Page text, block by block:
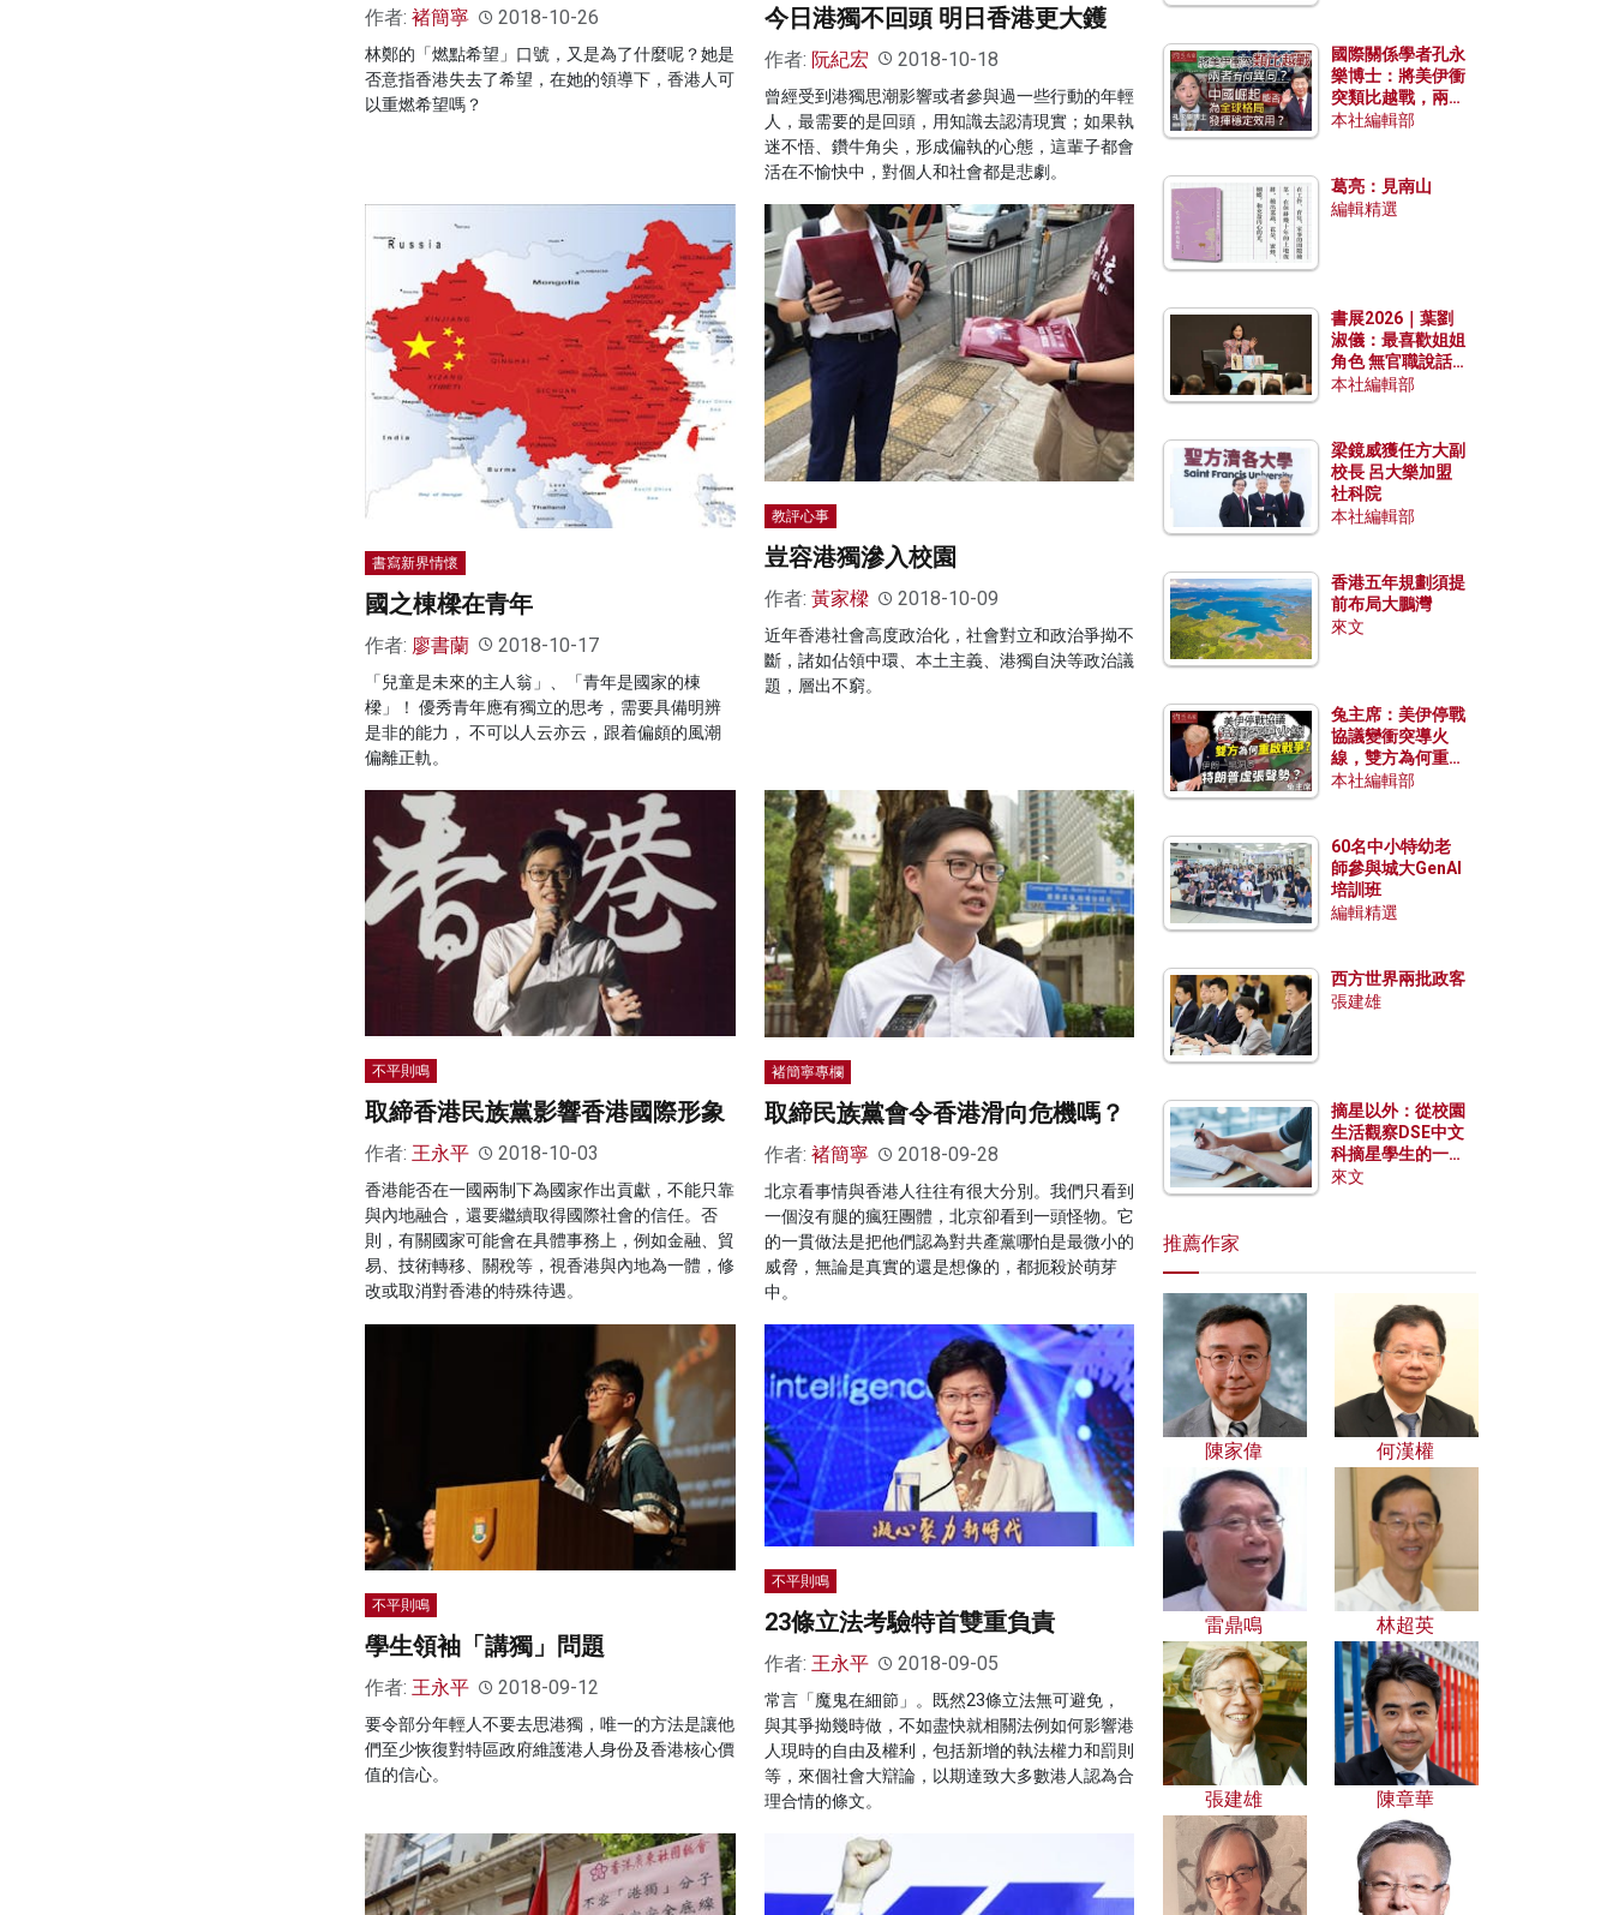
作者: 褚簡寧 2018-10-26
林鄭的「燃點希望」口號，又是為了什麼呢？她是
否意指香港失去了希望，在她的領導下，香港人可
以重燃希望嗎？
今日港獨不回頭 明日香港更大鑊
作者: 阮紀宏 2018-10-18
曾經受到港獨思潮影響或者參與過一些行動的年輕
人，最需要的是回頭，用知識去認清現實；如果執
迷不悟、鑽牛角尖，形成偏執的心態，這輩子都會
活在不愉快中，對個人和社會都是悲劇。
書寫新界情懷
國之棟樑在青年
作者: 廖書蘭 2018-10-17
「兒童是未來的主人翁」、「青年是國家的棟
樑」！ 優秀青年應有獨立的思考，需要具備明辨
是非的能力， 不可以人云亦云，跟着偏頗的風潮
偏離正軌。
教評心事
豈容港獨滲入校園
作者: 黃家樑 2018-10-09
近年香港社會高度政治化，社會對立和政治爭拗不
斷，諸如佔領中環、本土主義、港獨自決等政治議
題，層出不窮。
不平則鳴
取締香港民族黨影響香港國際形象
作者: 王永平 2018-10-03
香港能否在一國兩制下為國家作出貢獻，不能只靠
與內地融合，還要繼續取得國際社會的信任。否
則，有關國家可能會在具體事務上，例如金融、貿
易、技術轉移、關稅等，視香港與內地為一體，修
改或取消對香港的特殊待遇。
褚簡寧專欄
取締民族黨會令香港滑向危機嗎？
作者: 褚簡寧 2018-09-28
北京看事情與香港人往往有很大分別。我們只看到
一個沒有腿的瘋狂團體，北京卻看到一頭怪物。它
的一貫做法是把他們認為對共產黨哪怕是最微小的
威脅，無論是真實的還是想像的，都扼殺於萌芽
中。
不平則鳴
學生領袖「講獨」問題
作者: 王永平 2018-09-12
要令部分年輕人不要去思港獨，唯一的方法是讓他
們至少恢復對特區政府維護港人身份及香港核心價
值的信心。
不平則鳴
23條立法考驗特首雙重負責
作者: 王永平 2018-09-05
常言「魔鬼在細節」。既然23條立法無可避免，
與其爭拗幾時做，不如盡快就相關法例如何影響港
人現時的自由及權利，包括新增的執法權力和罰則
等，來個社會大辯論，以期達致大多數港人認為合
理合情的條文。
國際關係學者孔永
樂博士：將美伊衝
突類比越戰，兩者
有何異同？中國崛
本社編輯部
葛亮：見南山
編輯精選
書展2026｜葉劉
淑儀：最喜歡姐姐
角色 無官職說話
包袱少
本社編輯部
梁鏡威獲任方大副
校長 呂大樂加盟
社科院
本社編輯部
香港五年規劃須提
前布局大鵬灣
來文
兔主席：美伊停戰
協議變衝突導火
線，雙方為何重啟
戰爭？伊朗一早洞
本社編輯部
60名中小特幼老
師參與城大GenAI
培訓班
編輯精選
西方世界兩批政客
張建雄
摘星以外：從校園
生活觀察DSE中文
科摘星學生的一點
特質
來文
推薦作家
陳家偉 何漢權
雷鼎鳴 林超英
張建雄 陳章華